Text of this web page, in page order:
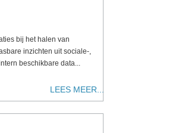
bij het halen van
inzichten uit sociale-,
beschikbare data...
LEES MEER...